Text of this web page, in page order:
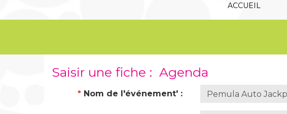
ACCUEIL
Saisir une fiche : Agenda
* Nom de l'événement' :